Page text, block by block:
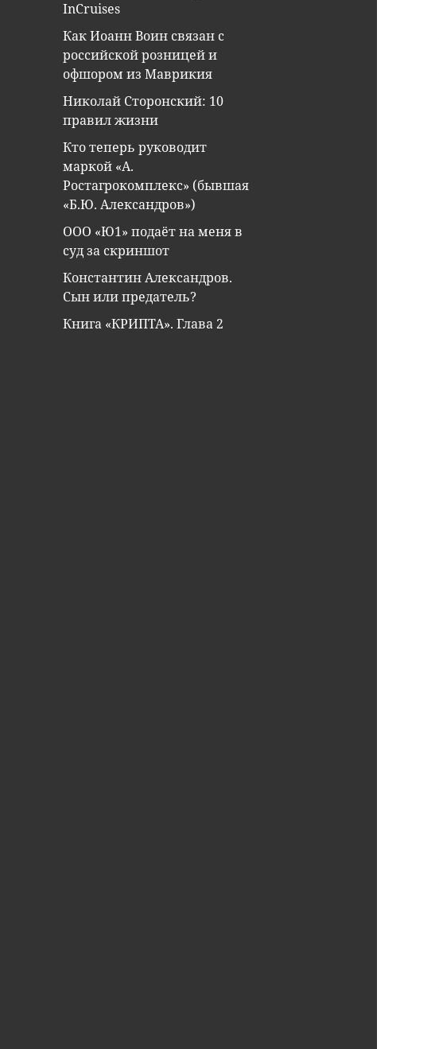
InCruises
Как Иоанн Воин связан с
российской розницей и
офшором из Маврикия
Николай Сторонский: 10
правил жизни
Кто теперь руководит
маркой «А.
Ростагрокомплекс» (бывшая
«Б.Ю. Александров»)
ООО «Ю1» подаёт на меня в
суд за скриншот
Константин Александров.
Сын или предатель?
Книга «КРИПТА». Глава 2